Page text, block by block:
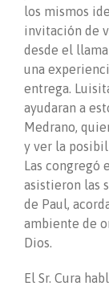
los mismos
invitación de
desde el
una
entrega.
ayudaran a
Medrano,
y ver la
Las congregó
asistieron las
de Paul,
ambiente de
Dios.
El Sr. Cura